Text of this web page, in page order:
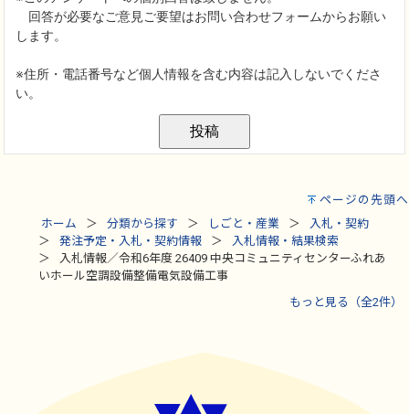
ページの先頭へ
ホーム
分類から探す しごと・産業
入札・契約
発注予定・入札・契約情報
入札情報・結果検索
入札情報／令和6年度 26409 中央コミュニティセンターふれあ
いホール空調設備整備電気設備工事
もっと見る（全2件）